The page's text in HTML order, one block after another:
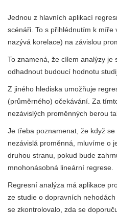
Jednou z hlavních aplikací
scénáři. To s přihlédnutím k míře
nazývá korelace) na závislou
To znamená, že cílem analýzy je
odhadnout budoucí hodnotu
Z jiného hlediska umožňuje
(průměrného) očekávání. Za
nezávislých proměnných berou
Je třeba poznamenat, že když
nezávislá proměnná, mluvíme o
druhou stranu, pokud bude
mnohonásobná lineární regrese.
Regresní analýza má aplikace
ze studie o dopravních
se zkontrolovalo, zda se